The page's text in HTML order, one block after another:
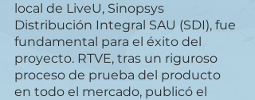
local de LiveU, Sinopsys
Distribución Integral SAU (SDI), fue
fundamental para el éxito del
proyecto. RTVE, tras un riguroso
proceso de prueba del producto
en todo el mercado, publicó el